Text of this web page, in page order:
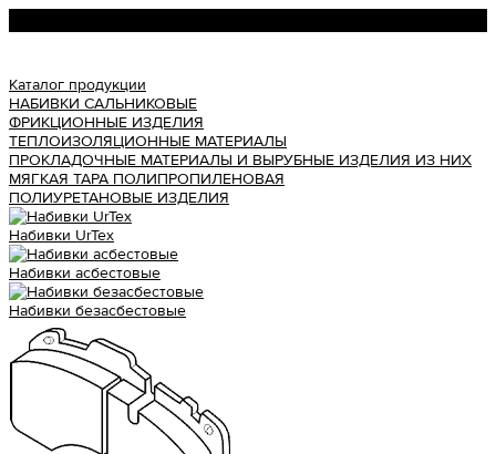
Каталог продукции
НАБИВКИ САЛЬНИКОВЫЕ
ФРИКЦИОННЫЕ ИЗДЕЛИЯ
ТЕПЛОИЗОЛЯЦИОННЫЕ МАТЕРИАЛЫ
ПРОКЛАДОЧНЫЕ МАТЕРИАЛЫ И ВЫРУБНЫЕ ИЗДЕЛИЯ ИЗ НИХ
МЯГКАЯ ТАРА ПОЛИПРОПИЛЕНОВАЯ
ПОЛИУРЕТАНОВЫЕ ИЗДЕЛИЯ
Набивки UrTex
Набивки асбестовые
Набивки безасбестовые